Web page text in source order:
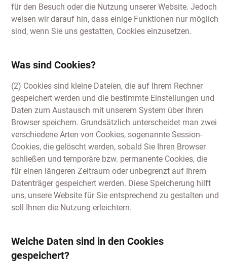
für den Besuch oder die Nutzung unserer Website. Jedoch
weisen wir darauf hin, dass einige Funktionen nur möglich
sind, wenn Sie uns gestatten, Cookies einzusetzen.
Was sind Cookies?
(2) Cookies sind kleine Dateien, die auf Ihrem Rechner
gespeichert werden und die bestimmte Einstellungen und
Daten zum Austausch mit unserem System über Ihren
Browser speichern. Grundsätzlich unterscheidet man zwei
verschiedene Arten von Cookies, sogenannte Session-
Cookies, die gelöscht werden, sobald Sie Ihren Browser
schließen und temporäre bzw. permanente Cookies, die
für einen längeren Zeitraum oder unbegrenzt auf Ihrem
Datenträger gespeichert werden. Diese Speicherung hilft
uns, unsere Website für Sie entsprechend zu gestalten und
soll Ihnen die Nutzung erleichtern.
Welche Daten sind in den Cookies
gespeichert?